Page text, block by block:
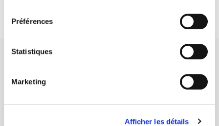
Préférences
Statistiques
Marketing
Afficher les détails
continue